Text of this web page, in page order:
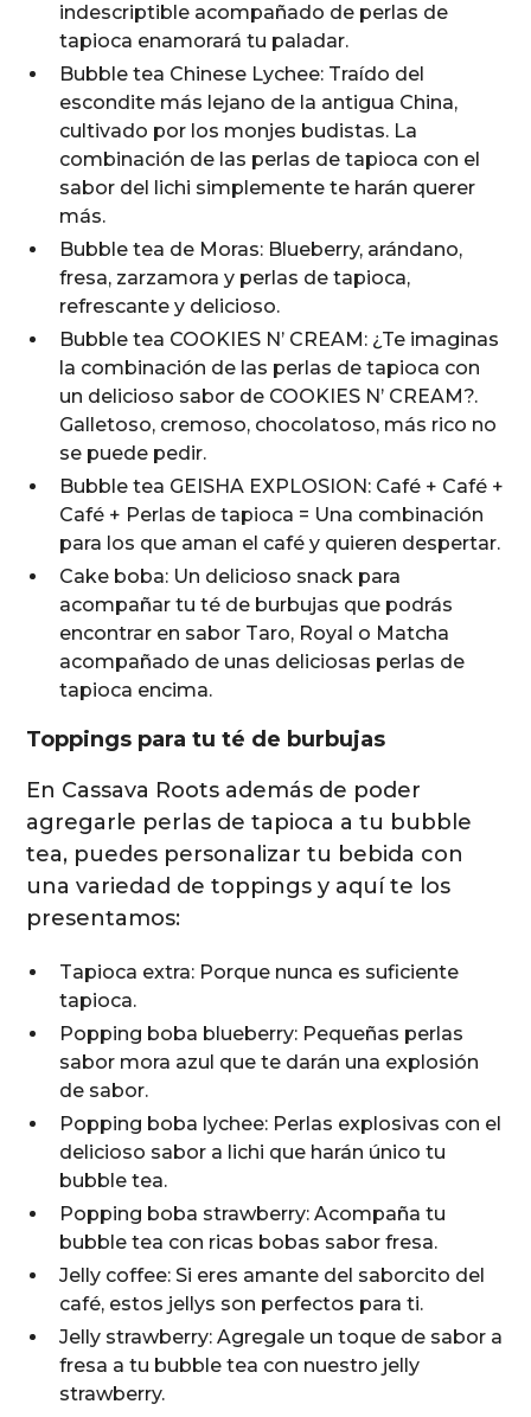
indescriptible acompañado de perlas de
tapioca enamorará tu paladar.
Bubble tea Chinese Lychee: Traído del
escondite más lejano de la antigua China,
cultivado por los monjes budistas. La
combinación de las perlas de tapioca con el
sabor del lichi simplemente te harán querer
más.
Bubble tea de Moras: Blueberry, arándano,
fresa, zarzamora y perlas de tapioca,
refrescante y delicioso.
Bubble tea COOKIES N’ CREAM: ¿Te imaginas
la combinación de las perlas de tapioca con
un delicioso sabor de COOKIES N’ CREAM?.
Galletoso, cremoso, chocolatoso, más rico no
se puede pedir.
Bubble tea GEISHA EXPLOSION: Café + Café +
Café + Perlas de tapioca = Una combinación
para los que aman el café y quieren despertar.
Cake boba: Un delicioso snack para
acompañar tu té de burbujas que podrás
encontrar en sabor Taro, Royal o Matcha
acompañado de unas deliciosas perlas de
tapioca encima.
Toppings para tu té de burbujas
En Cassava Roots además de poder
agregarle perlas de tapioca a tu bubble
tea, puedes personalizar tu bebida con
una variedad de toppings y aquí te los
presentamos:
Tapioca extra: Porque nunca es suficiente
tapioca.
Popping boba blueberry: Pequeñas perlas
sabor mora azul que te darán una explosión
de sabor.
Popping boba lychee: Perlas explosivas con el
delicioso sabor a lichi que harán único tu
bubble tea.
Popping boba strawberry: Acompaña tu
bubble tea con ricas bobas sabor fresa.
Jelly coffee: Si eres amante del saborcito del
café, estos jellys son perfectos para ti.
Jelly strawberry: Agregale un toque de sabor a
fresa a tu bubble tea con nuestro jelly
strawberry.